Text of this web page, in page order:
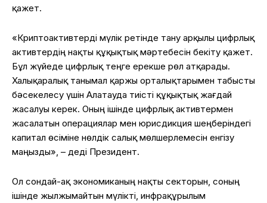
қажет.
«Криптоактивтерді мүлік ретінде тану арқылы цифрлық
активтердің нақты құқықтық мәртебесін бекіту қажет.
Бұл жүйеде цифрлық теңге ерекше рөл атқарады.
Халықаралық танымал қаржы орталықтарымен табысты
бәсекелесу үшін Алатауда тиісті құқықтық жағдай
жасалуы керек. Оның ішінде цифрлық активтермен
жасалатын операциялар мен юрисдикция шеңберіндегі
капитал өсіміне нөлдік салық мөлшерлемесін енгізу
маңызды», – деді Президент.
Ол сондай-ақ экономиканың нақты секторын, соның
ішінде жылжымайтын мүлікті, инфрақұрылым